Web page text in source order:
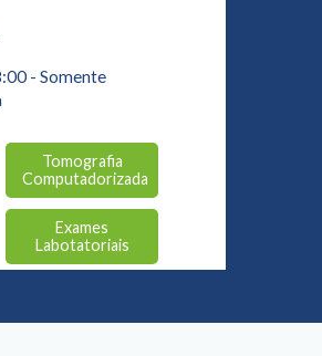
- Somente
Tomografia
Computadorizada
Exames
Labotatoriais